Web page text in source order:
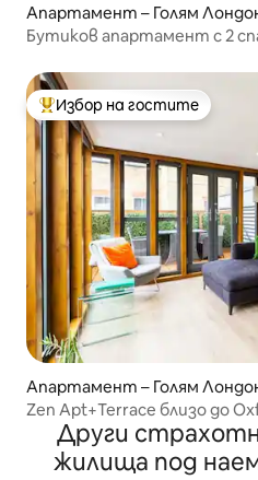
Апартамент – Голям
Бутиков апартамент с 2
Най-популярен избор на
Избор на гостите
Апартамент – Голям
Zen Apt+Terrace близо до
Други
жилища под